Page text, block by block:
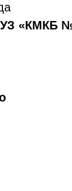
«КМКБ